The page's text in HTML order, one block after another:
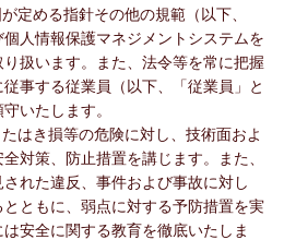
定める指針その他の規範（以下、
個人情報保護マネジメントシステムを
扱います。また、法令等を常に把握
事する従業員（以下、「従業員」と
いたします。
はき損等の危険に対し、技術面およ
対策、防止措置を講じます。また、
れた違反、事件および事故に対し
ともに、弱点に対する予防措置を実
安全に関する教育を徹底いたしま